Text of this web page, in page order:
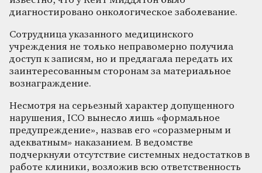
диагностировано онкологическое заболевание.
Сотрудница указанного медицинского
учреждения не только неправомерно получила
доступ к записям, но и предлагала передать их
заинтересованным сторонам за материальное
вознаграждение.
Несмотря на серьезный характер допущенного
нарушения, ICO вынесло лишь «формальное
предупреждение», назвав его «соразмерным и
адекватным» наказанием. В ведомстве
подчеркнули отсутствие системных недостатков в
работе клиники, возложив всю ответственность